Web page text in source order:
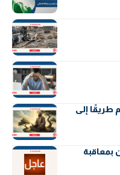
طريقًا إلى